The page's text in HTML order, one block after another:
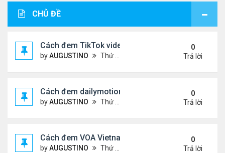
CHỦ ĐỀ
Cách đem TikTok video vào diễn đàn
byAUGUSTINO Thứ 4 Tháng 11 11, 2020 11:44 am
0
Trả lời
Cách đem dailymotion video vào diễn đàn
byAUGUSTINO Thứ 5 Tháng 10 15, 2020 12:14 pm
0
Trả lời
Cách đem VOA Vietnamese vào diễn đàn
byAUGUSTINO Thứ 5 Tháng 10 15, 2020 11:08 am
0
Trả lời